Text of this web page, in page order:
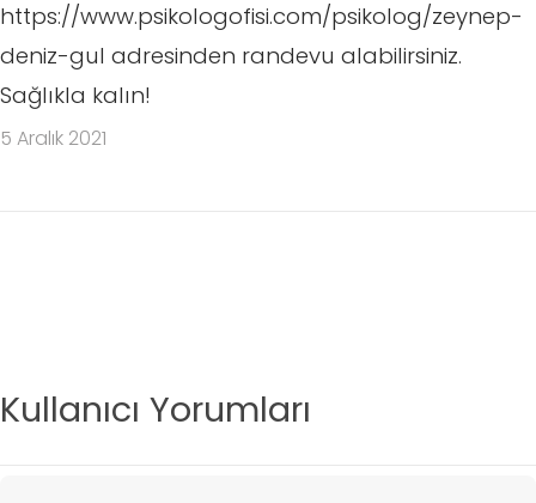
https://www.psikologofisi.com/psikolog/zeynep-
deniz-gul adresinden randevu alabilirsiniz.
Sağlıkla kalın!
5 Aralık 2021
Kullanıcı Yorumları